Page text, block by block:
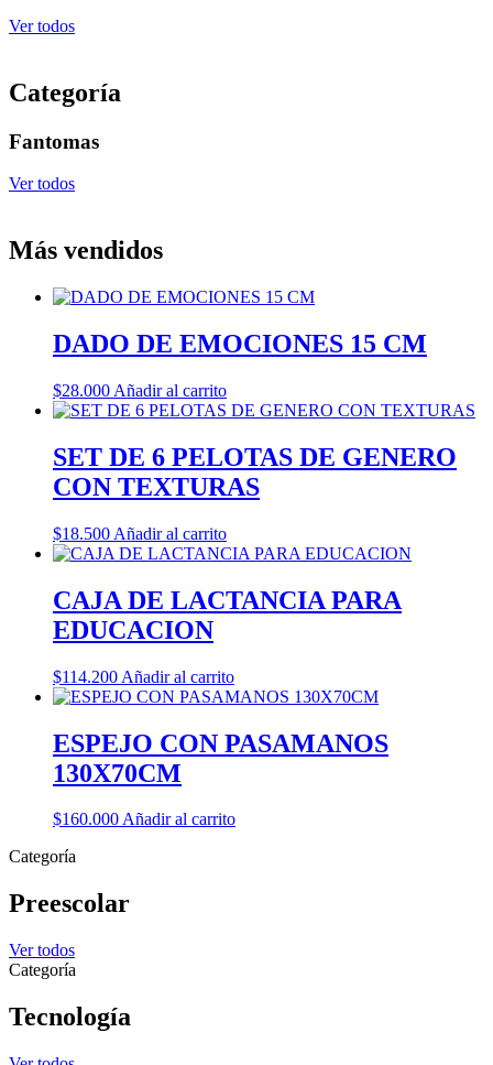
Ver todos
Categoría
Fantomas
Ver todos
Más vendidos
DADO DE EMOCIONES 15 CM
$28.000 Añadir al carrito
SET DE 6 PELOTAS DE GENERO
CON TEXTURAS
$18.500 Añadir al carrito
CAJA DE LACTANCIA PARA
EDUCACION
$114.200 Añadir al carrito
ESPEJO CON PASAMANOS
130X70CM
$160.000Añadir al carrito
Categoría
Preescolar
Ver todos
Categoría
Tecnología